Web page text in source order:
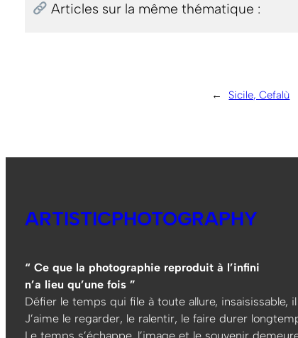
Articles sur la même thématique :
← Sicile, Cefalù
ARTISTICPHOTOGRAPHY
“ Ce que la photographie reproduit à l’infini
n’a lieu qu’une fois ”
Défier le temps qui file à toute allure, insaisissable,
J’aime le regarder, le ralentir, le faire durer